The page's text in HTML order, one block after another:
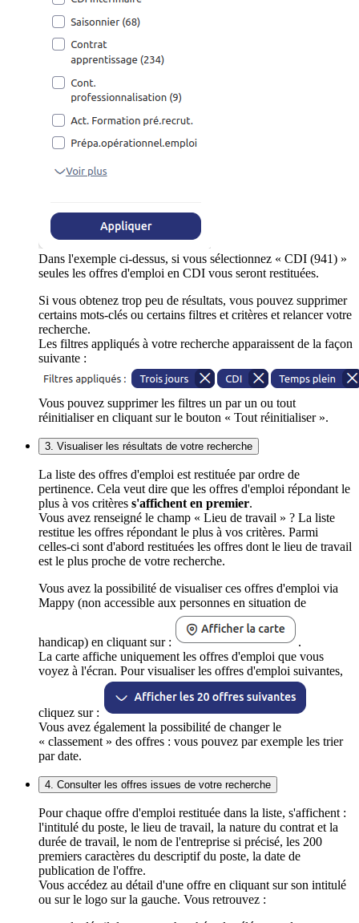
Dans l'exemple ci-dessus, si vous sélectionnez « CDI (941) »
seules les offres d'emploi en CDI vous seront restituées.
Si vous obtenez trop peu de résultats, vous pouvez supprimer
certains mots-clés ou certains filtres et critères et relancer votre
recherche.
Les filtres appliqués à votre recherche apparaissent de la façon
suivante :
Vous pouvez supprimer les filtres un par un ou tout
réinitialiser en cliquant sur le bouton « Tout réinitialiser ».
3. Visualiser les résultats de votre recherche
La liste des offres d'emploi est restituée par ordre de
pertinence. Cela veut dire que les offres d'emploi répondant le
plus à vos critères s'affichent en premier.
Vous avez renseigné le champ « Lieu de travail » ? La liste
restitue les offres répondant le plus à vos critères. Parmi
celles-ci sont d'abord restituées les offres dont le lieu de travail
est le plus proche de votre recherche.
Vous avez la possibilité de visualiser ces offres d'emploi via
Mappy (non accessible aux personnes en situation de
handicap) en cliquant sur :
.
La carte affiche uniquement les offres d'emploi que vous
voyez à l'écran. Pour visualiser les offres d'emploi suivantes,
cliquez sur :
Vous avez également la possibilité de changer le
« classement » des offres : vous pouvez par exemple les trier
par date.
4. Consulter les offres issues de votre recherche
Pour chaque offre d'emploi restituée dans la liste, s'affichent :
l'intitulé du poste, le lieu de travail, la nature du contrat et la
durée de travail, le nom de l'entreprise si précisé, les 200
premiers caractères du descriptif du poste, la date de
publication de l'offre.
Vous accédez au détail d'une offre en cliquant sur son intitulé
ou sur le logo sur la gauche. Vous retrouvez :